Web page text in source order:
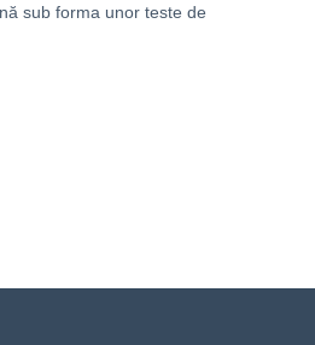
sub forma unor teste de